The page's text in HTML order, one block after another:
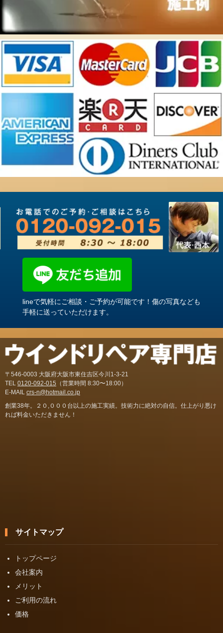
lineで気軽にご相談・ご予約が可能です！傷の写真なども
手軽に送っていただけます。
〒546-0003 大阪府大阪市東住吉区今川1-3-21
TEL 0120-092-015 （営業時間 8:30〜18:00）
E-MAIL crs-n@hotmail.co.jp
創業38年。２０,０００台以上の施工実績。技術力に絶対の自信。仕上がり悪け
れば料金いただきません！
サイトマップ
トップページ
会社案内
メリット
ご利用の流れ
価格